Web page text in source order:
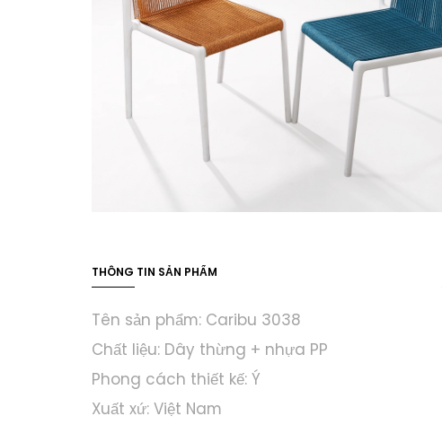
THÔNG TIN SẢN PHẨM
Tên sản phẩm: Caribu 3038
Chất liệu: Dây thừng + nhựa PP
Phong cách thiết kế: Ý
Xuất xứ: Việt Nam